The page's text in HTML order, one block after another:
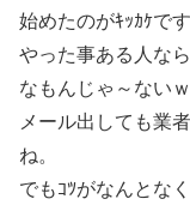
始めたのがｷｯｶｹです
やった事ある人な
なもんじゃ～ないｗ
メール出しても業
ね。
でもｺﾂがなんとな